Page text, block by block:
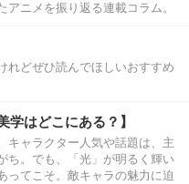
ニメを振り返る連載コラム。
れどぜひ読んでほしいおすすめ
学はどこにある？】
キャラクター人気や話題は、主
ち。でも、「光」が明るく輝い
ってこそ。敵キャラの魅力に迫